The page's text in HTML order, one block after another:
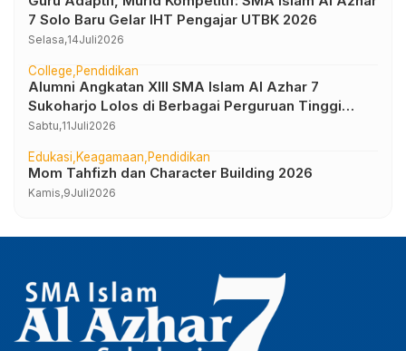
7 Solo Baru Gelar IHT Pengajar UTBK 2026
Selasa,14Juli2026
College Pendidikan
Alumni Angkatan XIII SMA Islam Al Azhar 7
Sukoharjo Lolos di Berbagai Perguruan Tinggi
Negeri dan Luar Negeri
Sabtu,11Juli2026
Edukasi Keagamaan Pendidikan
Mom Tahfizh dan Character Building 2026
Kamis,9Juli2026